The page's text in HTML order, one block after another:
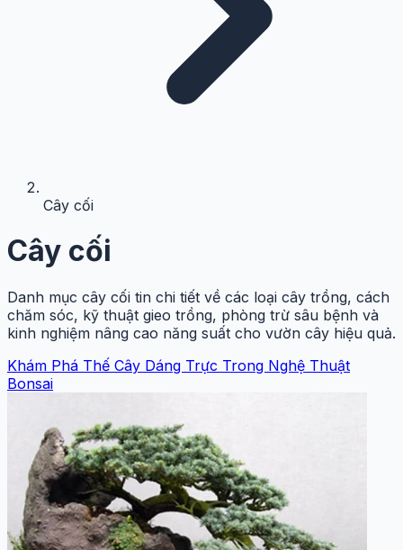
Cây cối
Cây cối
Danh mục cây cối tin chi tiết về các loại cây trồng, cách
chăm sóc, kỹ thuật gieo trồng, phòng trừ sâu bệnh và
kinh nghiệm nâng cao năng suất cho vườn cây hiệu quả.
Khám Phá Thế Cây Dáng Trực Trong Nghệ Thuật
Bonsai